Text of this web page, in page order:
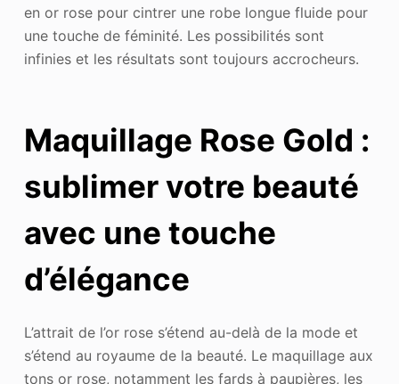
en or rose pour cintrer une robe longue fluide pour
une touche de féminité. Les possibilités sont
infinies et les résultats sont toujours accrocheurs.
Maquillage Rose Gold :
sublimer votre beauté
avec une touche
d’élégance
L’attrait de l’or rose s’étend au-delà de la mode et
s’étend au royaume de la beauté. Le maquillage aux
tons or rose, notamment les fards à paupières, les